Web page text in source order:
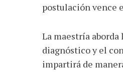
postulación vence
La maestría
diagnóstico y el
impartirá de